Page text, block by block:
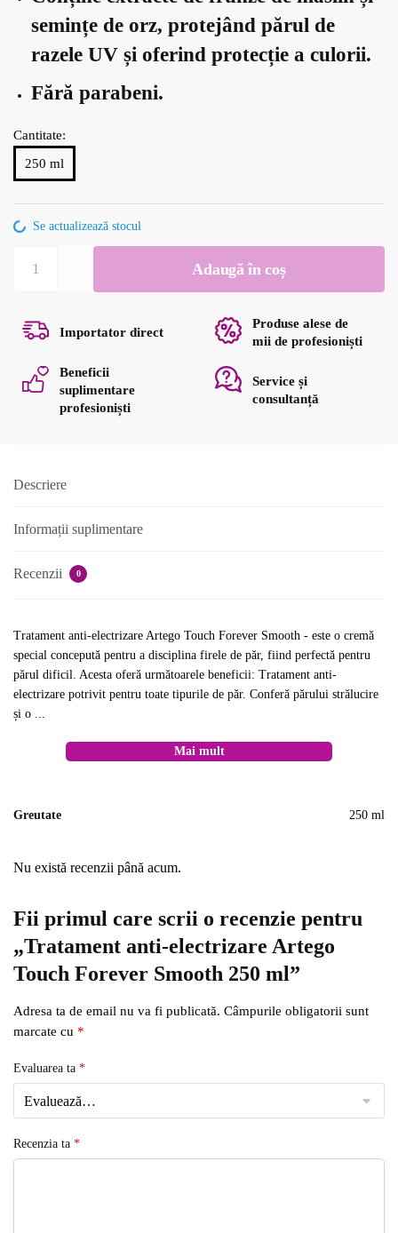
semințe de orz, protejând părul de
razele UV și oferind protecție a culorii.
Fără parabeni.
Cantitate:
250 ml
Se actualizează stocul
Tratament
electrizare
Artego
Forever
Adaugă în coș
Importator direct
Produse alese de
mii de profesioniști
Beneficii
suplimentare
profesioniști
Service și
consultanță
Descriere
Informații suplimentare
Recenzii 0
Tratament anti-electrizare Artego Touch Forever Smooth - este o cremă
special concepută pentru a disciplina firele de păr, fiind perfectă pentru
părul dificil. Acesta oferă următoarele beneficii: Tratament anti-
electrizare potrivit pentru toate tipurile de păr. Conferă părului strălucire
și o ...
Mai mult
Greutate 250 ml
Nu există recenzii până acum.
Fii primul care scrii o recenzie pentru
„Tratament anti-electrizare Artego
Touch Forever Smooth 250 ml”
Adresa ta de email nu va fi publicată. Câmpurile obligatorii sunt
marcate cu *
Evaluarea ta *
Recenzia ta *